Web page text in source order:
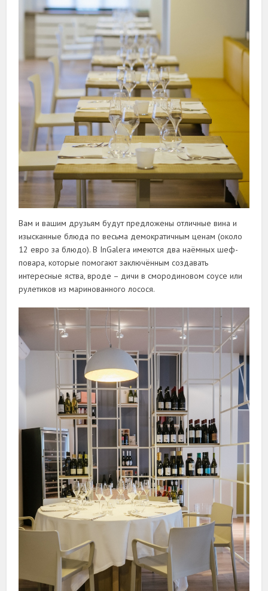
Вам и вашим друзьям будут предложены отличные вина и
изысканные блюда по весьма демократичным ценам (около
12 евро за блюдо). В InGalera имеются два наёмных шеф-
повара, которые помогают заключённым создавать
интересные яства, вроде – дичи в смородиновом соусе или
рулетиков из маринованного лосося.